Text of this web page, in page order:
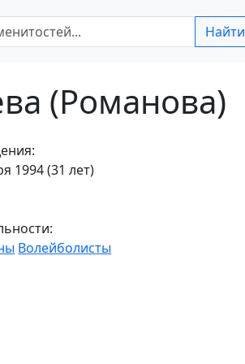
Найти
(Романова)
1994 (31 лет)
Волейболисты